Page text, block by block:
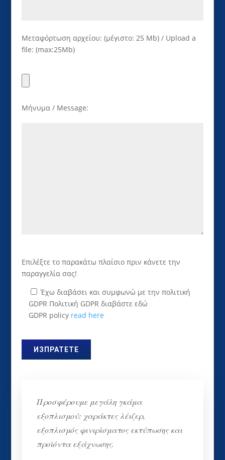
Μεταφόρτωση αρχείου: (μέγιστο: 25 Mb) / Upload a
file: (max:25Mb)
Μήνυμα / Message:
Επιλέξτε το παρακάτω πλαίσιο πριν κάνετε την
παραγγελία σας!
Έχω διαβάσει και συμφωνώ με την πολιτική
GDPR Πολιτική GDPR διαβάστε εδώ
GDPR policy read here
Προσφέρουμε μεγάλη γκάμα
εξοπλισμού: χαράκτες λέιζερ,
εξοπλισμός φινιρίσματος εκτύπωσης και
προϊόντα εξάχνωσης.